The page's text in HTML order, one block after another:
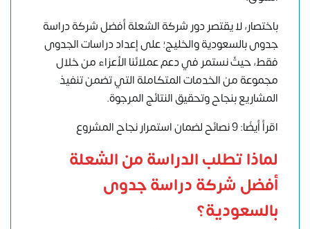
باختصار، لا يقتصر دور شركة الشعلةأفضل شركة دراسة
جدوى بالسعودية والخليج؛ على إعداد دراسات الجدوى
فقط، حيثُ نستمر في دعم عملائنا الأعزاء من خلال
مجموعة من الخدمات المتكاملة التي تضمن تنفيذ
المشاريع بنجاح وتحقيق النتائج المرجوة.
اقرأ أيضًا: 9 نصائح لضمان استمرار نجاح المشروع
لماذا تطلب الدراسة من الشعلة
أفضل شركة دراسة جدوى
بالسعودية؟